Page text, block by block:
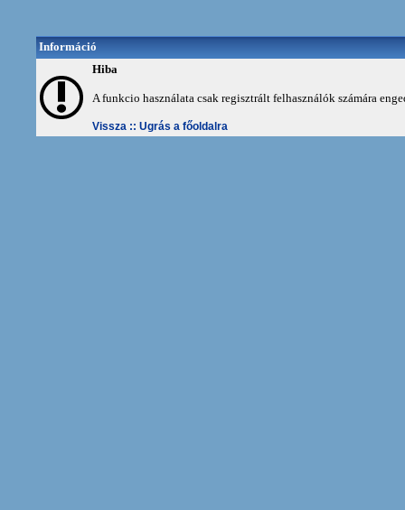
Információ
Hiba
A funkcio használata csak regisztrált felhasználók számára
Vissza :: Ugrás a főoldalra